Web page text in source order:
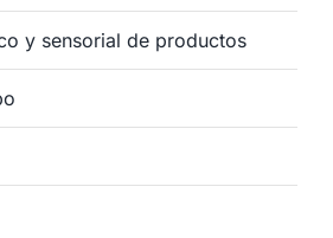
y sensorial de productos